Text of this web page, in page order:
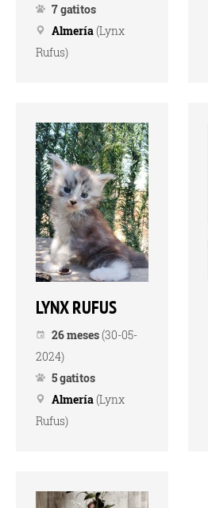
7 gatitos
Almería(Lynx
Rufus)
LYNX RUFUS
26 meses(30-05-
2024)
5 gatitos
Almería(Lynx
Rufus)